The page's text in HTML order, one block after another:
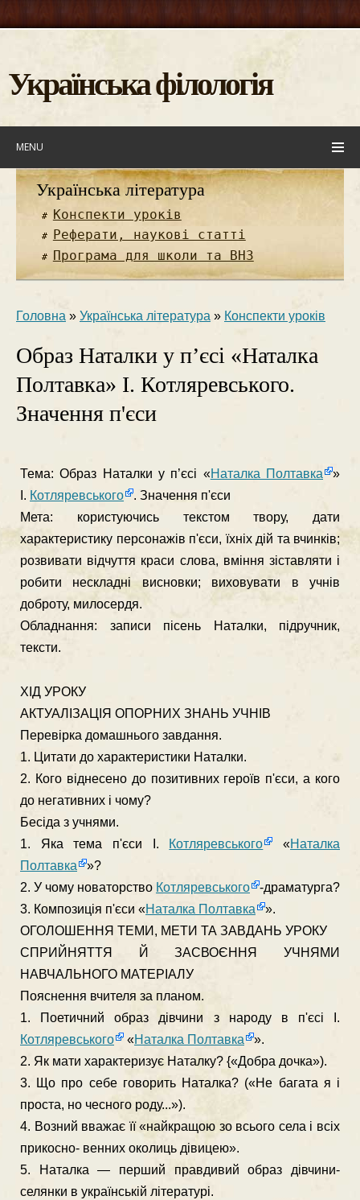
Українська філологія
MENU
Українська література
Конспекти уроків
Реферати, наукові статті
Програма для школи та ВНЗ
Головна » Українська література » Конспекти уроків
Образ Наталки у п’єсі «Наталка
Полтавка» І. Котляревського.
Значення п'єси
Тема: Образ Наталки у п’єсі «Наталка Полтавка
»
І. Котляревського
. Значення п'єси
Мета: користуючись текстом твору, дати
характеристику пер­сонажів п'єси, їхніх дій та вчинків;
розвивати відчут­тя краси слова, вміння зіставляти і
робити нескладні висновки; виховувати в учнів
доброту, милосердя.
Обладнання: записи пісень Наталки, підручник,
тексти.
ХІД УРОКУ
АКТУАЛІЗАЦІЯ ОПОРНИХ ЗНАНЬ УЧНІВ
Перевірка домашнього завдання.
1. Цитати до характеристики Наталки.
2. Кого віднесено до позитивних героїв п'єси, а кого
до негатив­них і чому?
Бесіда з учнями.
1. Яка тема п'єси І. Котляревського «Наталка
Полтавка
»?
2. У чому новаторство Котляревського
-драматурга?
3. Композиція п'єси «Наталка Полтавка
».
ОГОЛОШЕННЯ ТЕМИ, МЕТИ ТА ЗАВДАНЬ УРОКУ
СПРИЙНЯТТЯ Й ЗАСВОЄННЯ УЧНЯМИ
НАВЧАЛЬНОГО МАТЕРІАЛУ
Пояснення вчителя за планом.
1. Поетичний образ дівчини з народу в п'єсі І.
Котляревського
«Наталка Полтавка
».
2. Як мати характеризує Наталку? {«Добра дочка»).
3. Що про себе говорить Наталка? («Не багата я і
проста, но чесного роду...»).
4. Возний вважає її «найкращою зо всього села і всіх
прикосно- венних околиць дівицею».
5. Наталка — перший правдивий образ дівчини-
селянки в ук­раїнській літературі.